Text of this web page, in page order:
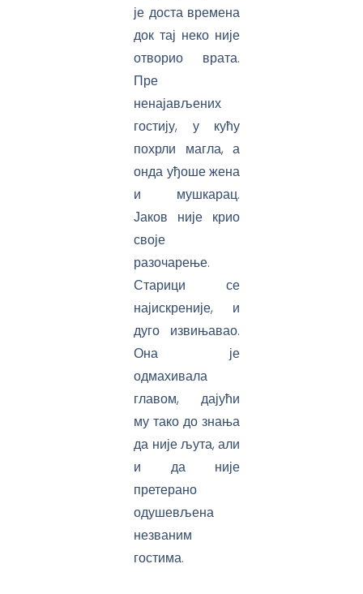
је доста времена
док тај неко није
отворио врата.
Пре
ненајављених
гостију, у кућу
похрли магла, а
онда уђоше жена
и мушкарац.
Јаков није крио
своје
разочарење.
Старици се
најискреније, и
дуго извињавао.
Она је
одмахивала
главом, дајући
му тако до знања
да није љута, али
и да није
претерано
одушевљена
незваним
гостима.